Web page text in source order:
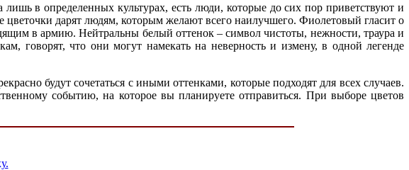
в определенных культурах, есть люди, которые до сих пор приветствуют и
дарят людям, которым желают всего наилучшего. Фиолетовый гласит о
в армию. Нейтральны белый оттенок – символ чистоты, нежности, траура и
говорят, что они могут намекать на неверность и измену, в одной легенде
будут сочетаться с иными оттенками, которые подходят для всех случаев.
событию, на которое вы планируете отправиться. При выборе цветов